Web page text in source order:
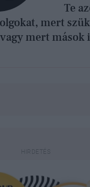
Te
mert
mert mások